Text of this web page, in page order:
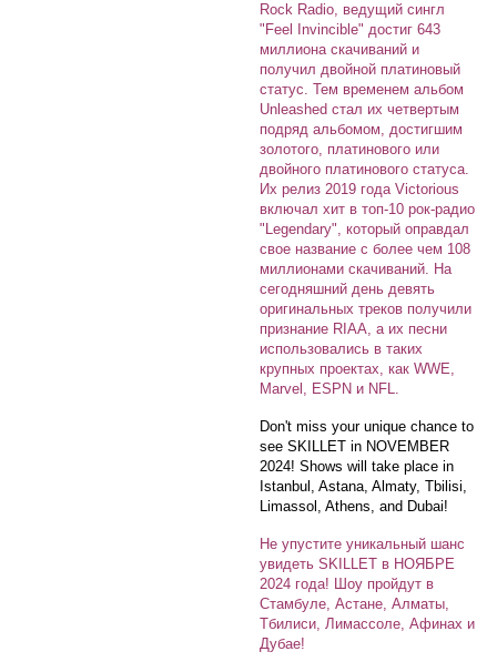
Rock Radio, ведущий сингл
"Feel Invincible" достиг 643
миллиона скачиваний и
получил двойной платиновый
статус. Тем временем альбом
Unleashed стал их четвертым
подряд альбомом, достигшим
золотого, платинового или
двойного платинового статуса.
Их релиз 2019 года Victorious
включал хит в топ-10 рок-радио
"Legendary", который оправдал
свое название с более чем 108
миллионами скачиваний. На
сегодняшний день девять
оригинальных треков получили
признание RIAA, а их песни
использовались в таких
крупных проектах, как WWE,
Marvel, ESPN и NFL.
Don't miss your unique chance to
see SKILLET in NOVEMBER
2024! Shows will take place in
Istanbul, Astana, Almaty, Tbilisi,
Limassol, Athens, and Dubai!
Не упустите уникальный шанс
увидеть SKILLET в НОЯБРЕ
2024 года! Шоу пройдут в
Стамбуле, Астане, Алматы,
Тбилиси, Лимассоле, Афинах и
Дубае!